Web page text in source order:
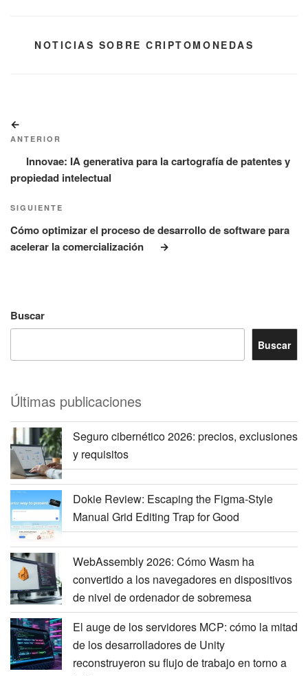
CATEGORÍAS
NOTICIAS SOBRE CRIPTOMONEDAS
de
entradas
anterior:
ANTERIOR
Innovae: IA generativa para la cartografía de patentes y
propiedad intelectual
Siguiente
entrada
SIGUIENTE
Cómo optimizar el proceso de desarrollo de software para
acelerar la comercialización
Buscar
Buscar
Últimas publicaciones
Seguro cibernético 2026: precios, exclusiones
y requisitos
Dokie Review: Escaping the Figma-Style
Manual Grid Editing Trap for Good
WebAssembly 2026: Cómo Wasm ha
convertido a los navegadores en dispositivos
de nivel de ordenador de sobremesa
El auge de los servidores MCP: cómo la mitad
de los desarrolladores de Unity
reconstruyeron su flujo de trabajo en torno a